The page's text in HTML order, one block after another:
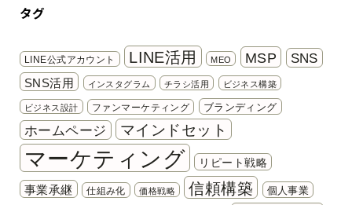
タグ
LINE公式アカウント LINE活用 MEO MSP SNS
SNS活用 インスタグラム チラシ活用 ビジネス構築
ビジネス設計 ファンマーケティング ブランディング
ホームページ マインドセット
マーケティング リピート戦略
事業承継 仕組み化 価格戦略 信頼構築 個人事業